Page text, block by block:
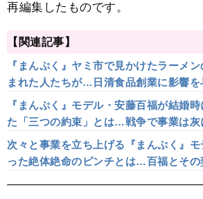
再編集したものです。
【関連記事】
『まんぷく』ヤミ市で見かけたラーメ
まれた人たちが…日清食品創業に影響を
の原風景＞
『まんぷく』モデル・安藤百福が結婚
た「三つの約束」とは…戦争で事業は灰
＞は止まらず
次々と事業を立ち上げる『まんぷく』
った絶体絶命のピンチとは…百福とその